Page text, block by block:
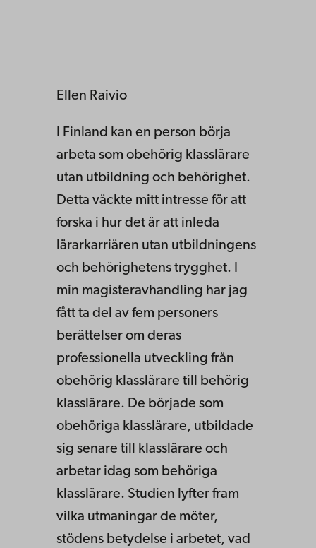
Ellen Raivio
I Finland kan en person börja
arbeta som obehörig klasslärare
utan utbildning och behörighet.
Detta väckte mitt intresse för att
forska i hur det är att inleda
lärarkarriären utan utbildningens
och behörighetens trygghet. I
min magisteravhandling har jag
fått ta del av fem personers
berättelser om deras
professionella utveckling från
obehörig klasslärare till behörig
klasslärare. De började som
obehöriga klasslärare, utbildade
sig senare till klasslärare och
arbetar idag som behöriga
klasslärare. Studien lyfter fram
vilka utmaningar de möter,
stödens betydelse i arbetet, vad